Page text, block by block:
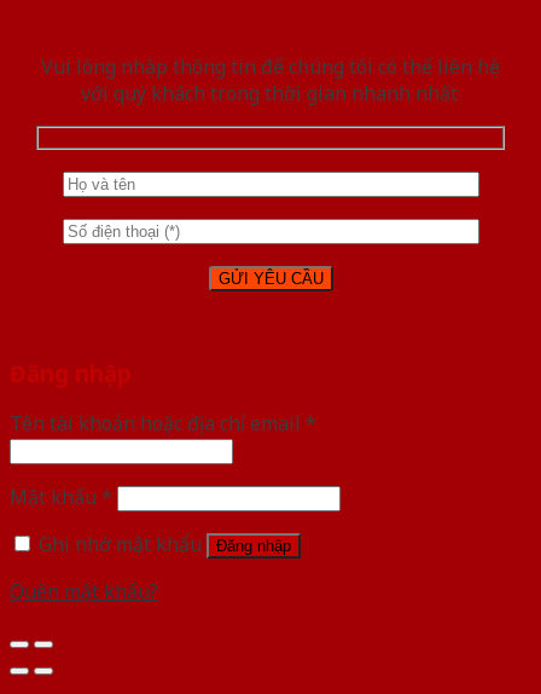
Vui lòng nhập thông tin để chúng tôi có thể liên hệ
với quý khách trong thời gian nhanh nhất.
Đăng nhập
Tên tài khoản hoặc địa chỉ email *
Mật khẩu *
Ghi nhớ mật khẩu
Đăng nhập
Quên mật khẩu?